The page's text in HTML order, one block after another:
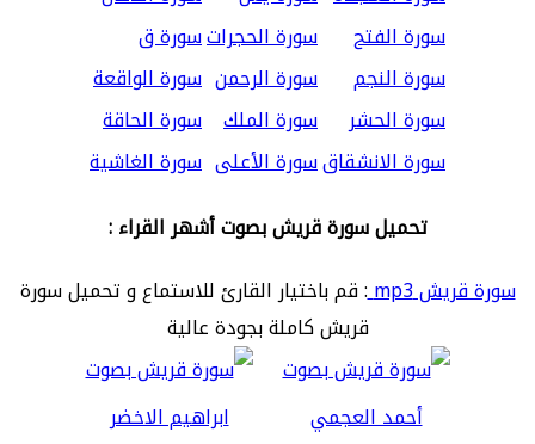
سورة الفتح
سورة الحجراتسورة ق
سورة النجم
سورة الرحمن سورة الواقعة
سورة الحشر
سورة الملك سورة الحاقة
سورة الانشقاقسورة الأعلى سورة الغاشية
تحميل سورة قريش بصوت أشهر القراء :
سورة قريش mp3
: قم باختيار القارئ للاستماع و تحميل سورة
قريش كاملة بجودة عالية